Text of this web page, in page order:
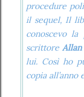
procedure
il sequel, Il
conoscevo
scrittore
lui. Così ho
copia